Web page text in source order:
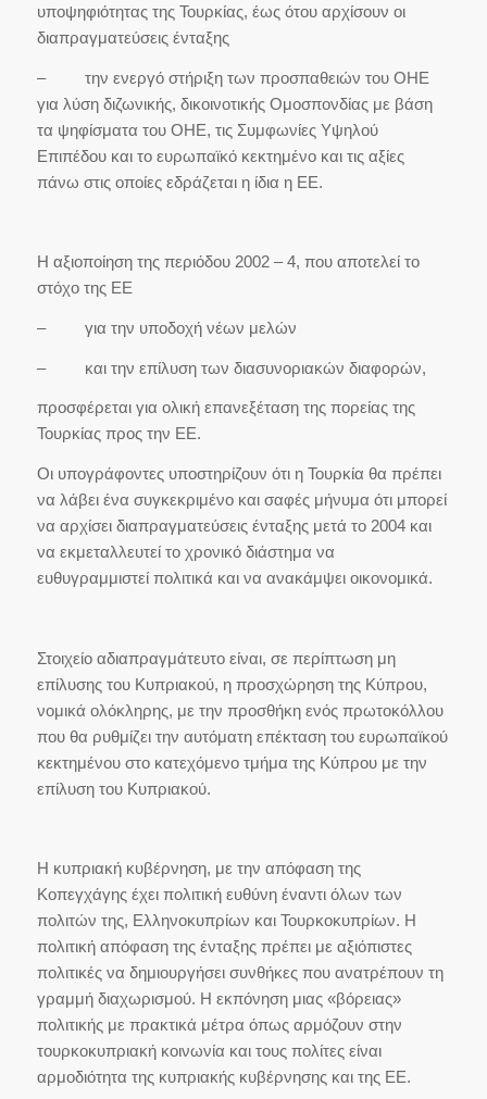
υποψηφιότητας της Τουρκίας, έως ότου αρχίσουν οι
διαπραγματεύσεις ένταξης
– την ενεργό στήριξη των προσπαθειών του ΟΗΕ
για λύση διζωνικής, δικοινοτικής Ομοσπονδίας με βάση
τα ψηφίσματα του ΟΗΕ, τις Συμφωνίες Υψηλού
Επιπέδου και το ευρωπαϊκό κεκτημένο και τις αξίες
πάνω στις οποίες εδράζεται η ίδια η ΕΕ.
Η αξιοποίηση της περιόδου 2002 – 4, που αποτελεί το
στόχο της ΕΕ
– για την υποδοχή νέων μελών
– και την επίλυση των διασυνοριακών διαφορών,
προσφέρεται για ολική επανεξέταση της πορείας της
Τουρκίας προς την ΕΕ.
Οι υπογράφοντες υποστηρίζουν ότι η Τουρκία θα πρέπει
να λάβει ένα συγκεκριμένο και σαφές μήνυμα ότι μπορεί
να αρχίσει διαπραγματεύσεις ένταξης μετά το 2004 και
να εκμεταλλευτεί το χρονικό διάστημα να
ευθυγραμμιστεί πολιτικά και να ανακάμψει οικονομικά.
Στοιχείο αδιαπραγμάτευτο είναι, σε περίπτωση μη
επίλυσης του Κυπριακού, η προσχώρηση της Κύπρου,
νομικά ολόκληρης, με την προσθήκη ενός πρωτοκόλλου
που θα ρυθμίζει την αυτόματη επέκταση του ευρωπαϊκού
κεκτημένου στο κατεχόμενο τμήμα της Κύπρου με την
επίλυση του Κυπριακού.
Η κυπριακή κυβέρνηση, με την απόφαση της
Κοπεγχάγης έχει πολιτική ευθύνη έναντι όλων των
πολιτών της, Ελληνοκυπρίων και Τουρκοκυπρίων. Η
πολιτική απόφαση της ένταξης πρέπει με αξιόπιστες
πολιτικές να δημιουργήσει συνθήκες που ανατρέπουν τη
γραμμή διαχωρισμού. Η εκπόνηση μιας «βόρειας»
πολιτικής με πρακτικά μέτρα όπως αρμόζουν στην
τουρκοκυπριακή κοινωνία και τους πολίτες είναι
αρμοδιότητα της κυπριακής κυβέρνησης και της ΕΕ.